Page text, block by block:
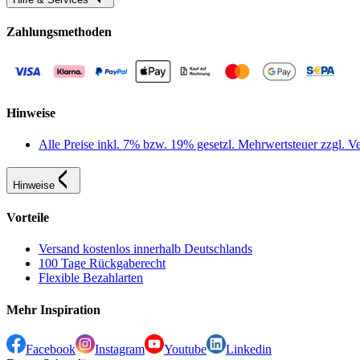
Zahlungsmethoden
Hinweise
Alle Preise inkl. 7% bzw. 19% gesetzl. Mehrwertsteuer zzgl.
Hinweise
Vorteile
Versand kostenlos innerhalb Deutschlands
100 Tage Rückgaberecht
Flexible Bezahlarten
Mehr Inspiration
Facebook Instagram Youtube
Linkedin